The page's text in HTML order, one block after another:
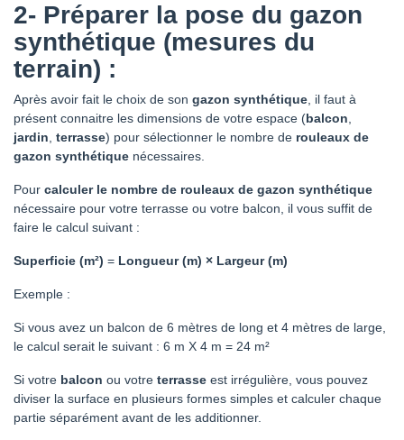
2- Préparer la pose du gazon
synthétique (mesures du
terrain) :
Après avoir fait le choix de son gazon synthétique , il faut à
présent connaitre les dimensions de votre espace (balcon
jardin terrasse) pour sélectionner le nombre de rouleaux de
gazon synthétique nécessaires.
Pour calculer le nombre de rouleaux de gazon synthétique
nécessaire pour votre terrasse ou votre balcon, il vous suffit de
faire le calcul suivant :
Superficie (m²) = Longueur (m) × Largeur (m)
Exemple :
Si vous avez un balcon de 6 mètres de long et 4 mètres de large,
le calcul serait le suivant : 6 m X 4 m = 24 m²
Si votre balcon ou votre terrasse est irrégulière, vous pouvez
diviser la surface en plusieurs formes simples et calculer chaque
partie séparément avant de les additionner.